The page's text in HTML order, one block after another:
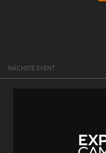
NÄCHSTE EVENT